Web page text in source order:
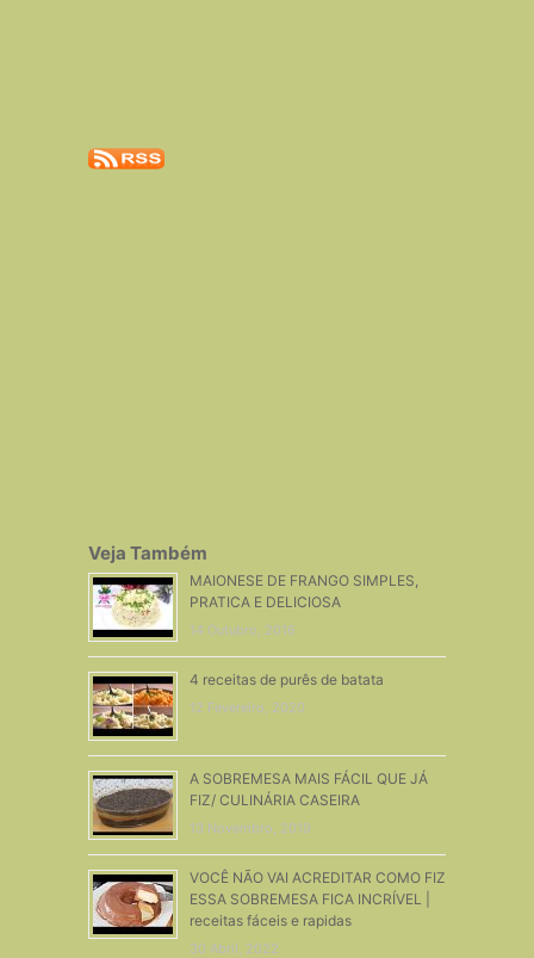
Veja Também
MAIONESE DE FRANGO SIMPLES,
PRATICA E DELICIOSA
14 Outubro, 2016
4 receitas de purês de batata
12 Fevereiro, 2020
A SOBREMESA MAIS FÁCIL QUE JÁ
FIZ/ CULINÁRIA CASEIRA
13 Novembro, 2019
VOCÊ NÃO VAI ACREDITAR COMO FIZ
ESSA SOBREMESA FICA INCRÍVEL |
receitas fáceis e rapidas
30 Abril, 2022